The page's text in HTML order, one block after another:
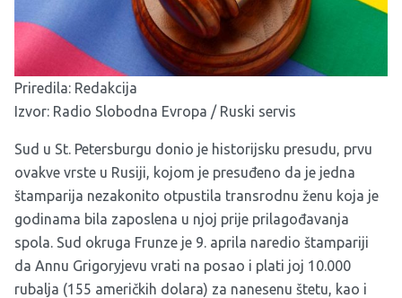
Priredila: Redakcija
Izvor: Radio Slobodna Evropa / Ruski servis
Sud u St. Petersburgu donio je historijsku presudu, prvu
ovakve vrste u Rusiji, kojom je presuđeno da je jedna
štamparija nezakonito otpustila transrodnu ženu koja je
godinama bila zaposlena u njoj prije prilagođavanja
spola. Sud okruga Frunze je 9. aprila naredio štampariji
da Annu Grigoryjevu vrati na posao i plati joj 10.000
rubalja (155 američkih dolara) za nanesenu štetu, kao i